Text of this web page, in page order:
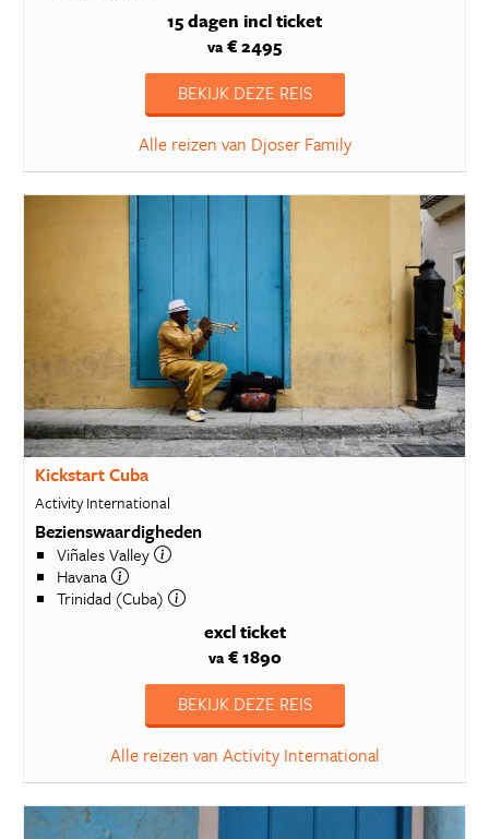
15 dagen incl ticket
va € 2495
BEKIJK DEZE REIS
Alle reizen van Djoser Family
Kickstart Cuba
Activity International
Bezienswaardigheden
Viñales Valley
Havana
Trinidad (Cuba)
excl ticket
va€ 1890
BEKIJK DEZE REIS
Alle reizen van Activity International